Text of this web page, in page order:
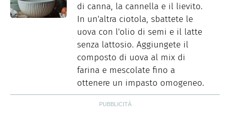
di canna, la cannella e il lievito.
In un'altra ciotola, sbattete le
uova con l'olio di semi e il latte
senza lattosio. Aggiungete il
composto di uova al mix di
farina e mescolate fino a
ottenere un impasto omogeneo.